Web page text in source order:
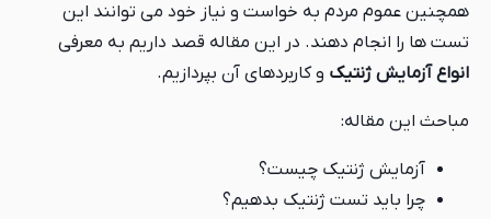
همچنین عموم مردم به خواست و نیاز خود می توانند این
تست ها را انجام دهند. در این مقاله قصد داریم به معرفی
انواع آزمایش ژنتیک و کاربردهای آن بپردازیم.
مباحث این مقاله:
آزمایش ژنتیک چیست؟
چرا باید تست ژنتیک بدهیم؟